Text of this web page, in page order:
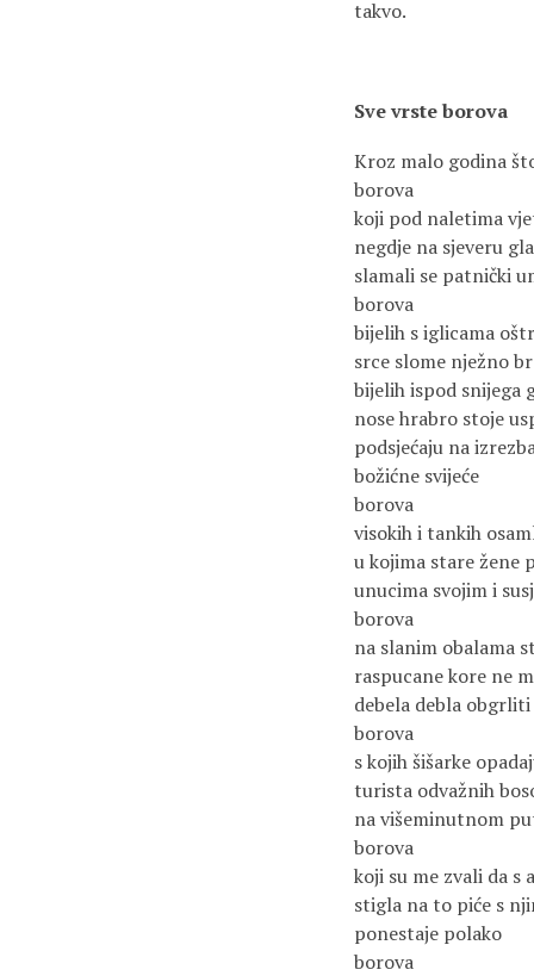
takvo.
Sve vrste borova
Kroz malo godina
borova
koji pod naletima
negdje na sjeveru
slamali se patnički
borova
bijelih s iglicama
srce slome nježno
bijelih ispod snijega
nose hrabro stoje
podsjećaju na
božićne svijeće
borova
visokih i tankih
u kojima stare žene
unucima svojim i
borova
na slanim obalama
raspucane kore ne
debela debla obgrliti
borova
s kojih šišarke
turista odvažnih
na višeminutnom
borova
koji su me zvali da s
stigla na to piće s
ponestaje polako
borova